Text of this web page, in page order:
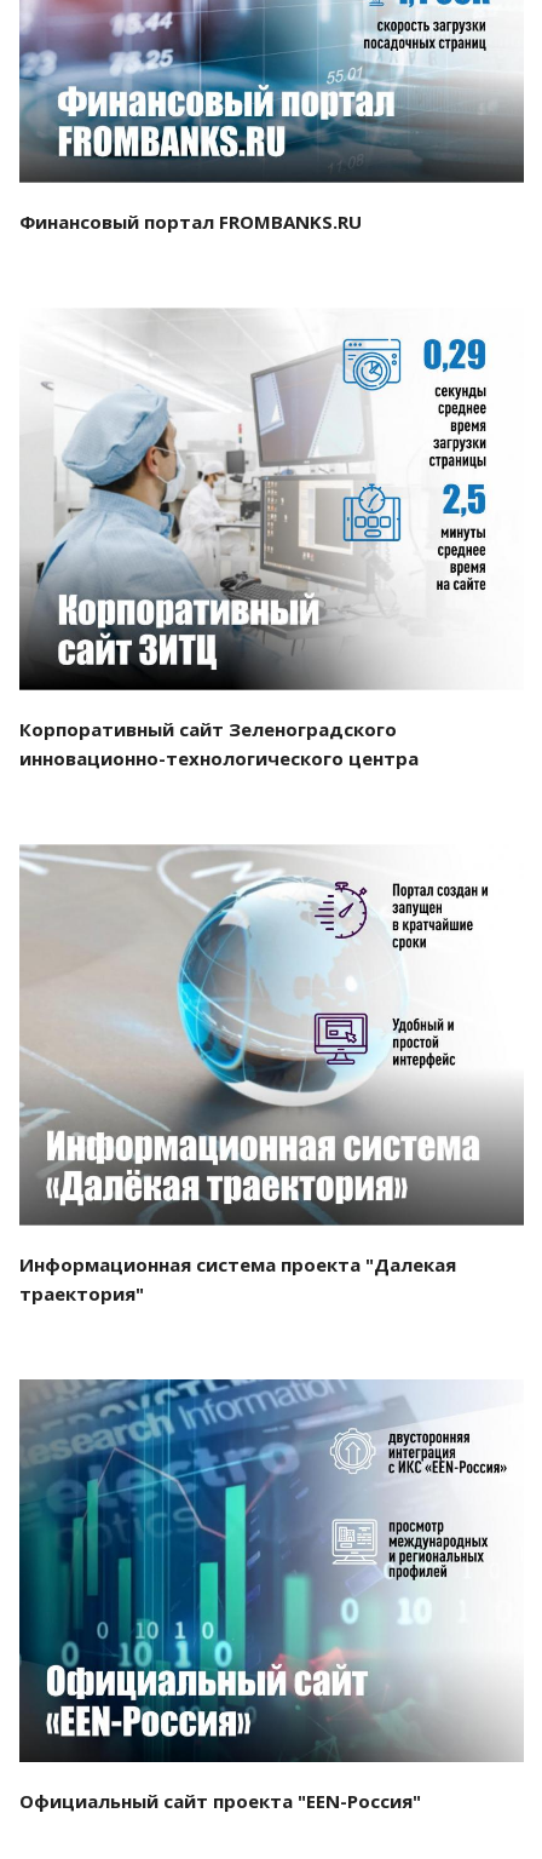
Смотреть проект
Финансовый портал FROMBANKS.RU
Смотреть проект
Корпоративный сайт Зеленоградского
инновационно-технологического центра
Смотреть проект
Информационная система проекта "Далекая
траектория"
Смотреть проект
Официальный сайт проекта "EEN-Россия"